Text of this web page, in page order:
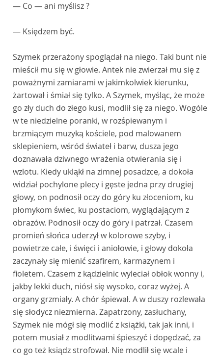
— Co — ani myślisz ?
— Księdzem być.
Szymek przerażony spoglądał na niego. Taki bunt nie
mieścił mu się w głowie. Antek nie zwierzał mu się z
poważnymi zamiarami w jakimkolwiek kierunku,
żartował i śmiał się tylko. A Szymek, myśląc, że może
go zły duch do złego kusi, modlił się za niego. Wogóle
w te niedzielne poranki, w rozśpiewanym i
brzmiącym muzyką kościele, pod malowanem
sklepieniem, wśród świateł i barw, dusza jego
doznawała dziwnego wrażenia otwierania się i
wzlotu. Kiedy ukląkł na zimnej posadzce, a dokoła
widział pochylone plecy i gęste jedna przy drugiej
głowy, on podnosił oczy do góry ku złoceniom, ku
płomykom świec, ku postaciom, wyglądającym z
obrazów. Podnosił oczy do góry i patrzał. Czasem
promień słońca uderzył w kolorowe szyby, i
powietrze całe, i święci i aniołowie, i głowy dokoła
zaczynały się mienić szafirem, karmazynem i
fioletem. Czasem z kądzielnic wyleciał obłok wonny i,
jakby lekki duch, niósł się wysoko, coraz wyżej. A
organy grzmiały. A chór śpiewał. A w duszy rozlewała
się słodycz niezmierna. Zapatrzony, zasłuchany,
Szymek nie mógł się modlić z książki, tak jak inni, i
potem musiał z modlitwami śpieszyć i dopędzać, za
co go też ksiądz strofował. Nie modlił się wcale i